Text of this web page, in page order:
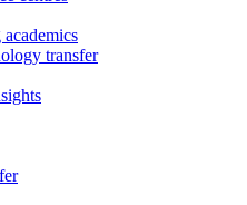
transfer